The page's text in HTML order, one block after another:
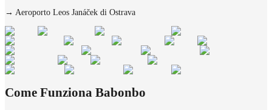
→ Aeroporto Leos Janáček di Ostrava
Come Funziona Babonbo